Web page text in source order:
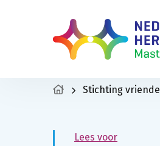
Stichting
Lees voor